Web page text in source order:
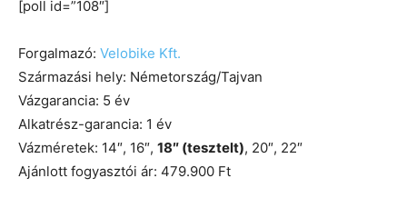
[poll id=”108″]
Forgalmazó: Velobike Kft.
Származási hely: Németország/Tajvan
Vázgarancia: 5 év
Alkatrész-garancia: 1 év
Vázméretek: 14″, 16″, 18″ (tesztelt), 20″, 22″
Ajánlott fogyasztói ár: 479.900 Ft